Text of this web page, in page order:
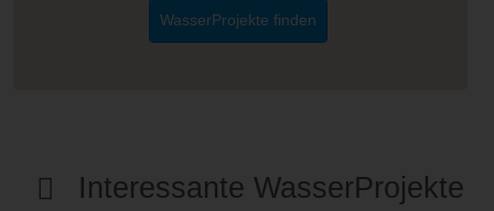
WasserProjekte finden
Interessante WasserProjekte